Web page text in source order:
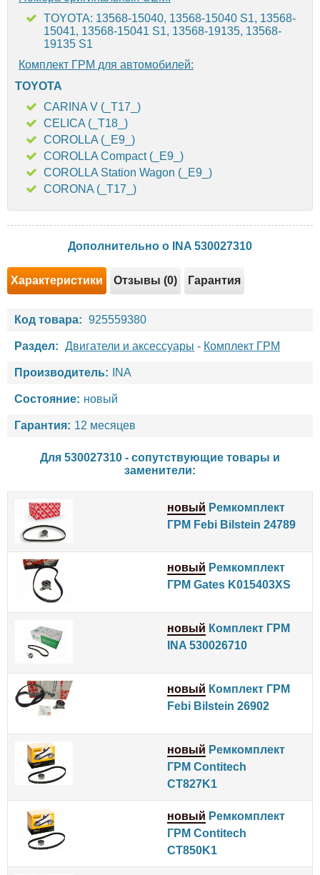
TOYOTA: 13568-15040, 13568-15040 S1, 13568-
15041, 13568-15041 S1, 13568-19135, 13568-
19135 S1
Комплект ГРМ для автомобилей:
TOYOTA
CARINA V (_T17_)
CELICA (_T18_)
COROLLA (_E9_)
COROLLA Compact (_E9_)
COROLLA Station Wagon (_E9_)
CORONA (_T17_)
Дополнительно о INA 530027310
Характеристики Отзывы (0) Гарантия
Код товара: 925559380
Раздел: Двигатели и аксессуары - Комплект ГРМ
Производитель: INA
Состояние: новый
Гарантия: 12 месяцев
Для 530027310 - сопутствующие товары и
заменители:
новый Ремкомплект
ГРМ Febi Bilstein 24789
новый Ремкомплект
ГРМ Gates K015403XS
новый Комплект ГРМ
INA 530026710
новый Комплект ГРМ
Febi Bilstein 26902
новый Ремкомплект
ГРМ Contitech
CT827K1
новый Ремкомплект
ГРМ Contitech
CT850K1